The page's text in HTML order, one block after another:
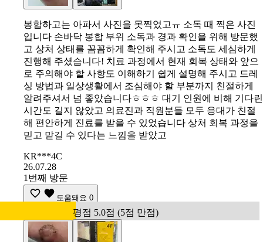
봉합하고는 아파서 사진을 못찍었고ㅠ 소독 때 찍은 사진
입니다 손바닥 봉합 부위 소독과 경과 확인을 위해 방문했
고 상처 상태를 꼼꼼하게 확인해 주시고 소독도 세심하게
진행해 주셨습니다! 치료 과정에서 현재 회복 상태와 앞으
로 주의해야 할 사항도 이해하기 쉽게 설명해 주시고 드레
싱 방법과 일상생활에서 조심해야 할 부분까지 친절하게
알려주셔서 넘 좋았습니다ㅎㅎㅎ 대기 인원에 비해 기다린
시간도 길지 않았고 의료진과 직원분들 모두 응대가 친절
해 편안하게 진료를 받을 수 있었습니다 상처 회복 과정을
믿고 맡길 수 있다는 느낌을 받았고
KR***4C
26.07.28
1번째 방문
도움돼요 0
평점 5.0점 (5점 만점)